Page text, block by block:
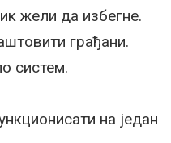
жели да избегне.
грађани.
систем.
на један